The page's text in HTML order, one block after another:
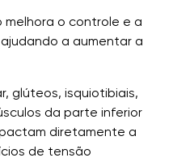
melhora o controle e a
a aumentar a
glúteos, isquiotibiais,
da parte inferior
diretamente a
de tensão